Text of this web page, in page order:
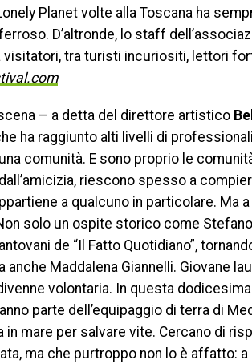
Planet volte alla Toscana ha
D’altronde, lo staff
tra turisti incuriositi, lettori
– a detta del direttore artistico
ha raggiunto alti livelli di
comunità. E sono proprio le
riescono spesso a
a qualcuno in particolare. Ma
solo un ospite storico come
de “Il Fatto Quotidiano”,
anche Maddalena Giannelli. Giovane
volontaria. In questa
parte dell’equipaggio di terra di
in mare per salvare vite. Cercano di
ma che purtroppo non lo è affatto: